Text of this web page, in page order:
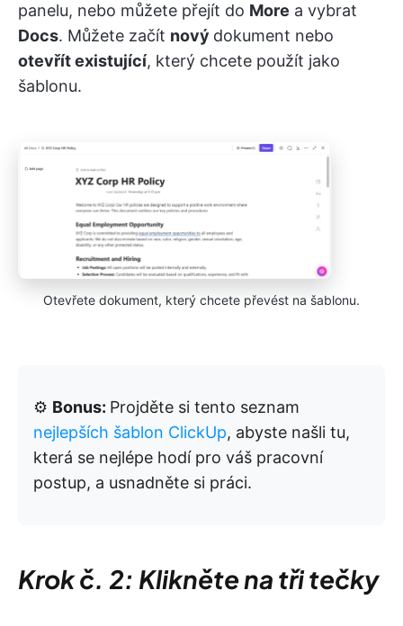
panelu, nebo můžete přejít do More a vybrat
Docs. Můžete začít nový dokument nebo
otevřít existující, který chcete použít jako
šablonu.
Otevřete dokument, který chcete převést na šablonu.
⚙️ Bonus: Projděte si tento seznam
nejlepších šablon ClickUp, abyste našli tu,
která se nejlépe hodí pro váš pracovní
postup, a usnadněte si práci.
Krok č. 2: Klikněte na tři tečky